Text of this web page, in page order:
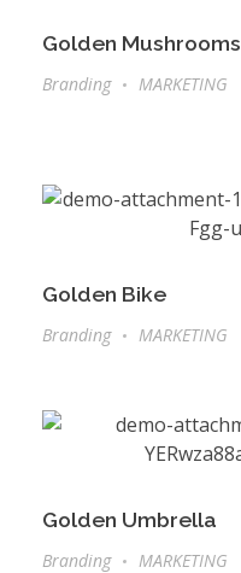
Golden Mushrooms
Branding
MARKETING
Golden Bike
Branding
MARKETING
Golden Umbrella
Branding
MARKETING